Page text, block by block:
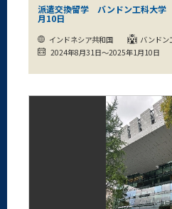
派遣交換留学 バンドン工科大
月10日
インドネシア共和国
バンドン
2024年8月31日～2025年1月10日